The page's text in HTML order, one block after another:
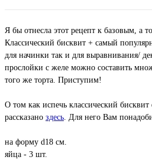
Я бы отнесла этот рецепт к базовым, а
Классический бисквит + самый
для начинки так и для выравнивания/
прослойки с желе можно составить
того же торта. Приступим!
О том как испечь классический
рассказано здесь. Для него Вам
на форму d18 см.
яйца - 3 шт.